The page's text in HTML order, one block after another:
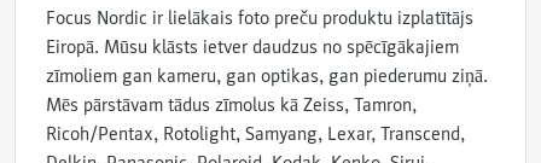
Focus Nordic ir lielākais foto preču produktu izplatītājs
Eiropā. Mūsu klāsts ietver daudzus no spēcīgākajiem
zīmoliem gan kameru, gan optikas, gan piederumu ziņā.
Mēs pārstāvam tādus zīmolus kā Zeiss, Tamron,
Ricoh/Pentax, Rotolight, Samyang, Lexar, Transcend,